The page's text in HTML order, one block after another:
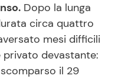
Dopo la lunga
circa quattro
mesi difficili
privato devastante:
il 29